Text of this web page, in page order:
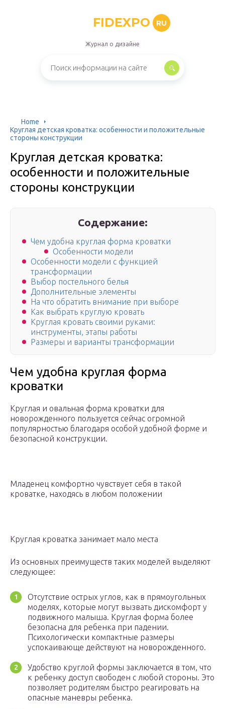
FIDEXPO RU
Журнал о дизайне
Home
Круглая детская кроватка: особенности и положительные
стороны конструкции
Круглая детская кроватка:
особенности и положительные
стороны конструкции
Содержание:
Чем удобна круглая форма кроватки
Особенности модели
Особенности модели с функцией
трансформации
Выбор постельного белья
Дополнительные элементы
На что обратить внимание при выборе
Как выбрать круглую кровать
Круглая кровать своими руками:
инструменты, этапы работы
Размеры и варианты трансформации
Чем удобна круглая форма
кроватки
Круглая и овальная форма кроватки для
новорожденного пользуется сейчас огромной
популярностью благодаря особой удобной форме и
безопасной конструкции.
Младенец комфортно чувствует себя в такой
кроватке, находясь в любом положении
Круглая кроватка занимает мало места
Из основных преимуществ таких моделей выделяют
следующее:
Отсутствие острых углов, как в прямоугольных
моделях, которые могут вызвать дискомфорт у
подвижного малыша. Круглая форма более
безопасна для ребенка при падении.
Психологически компактные размеры
успокаивающе действуют на новорожденного.
Удобство круглой формы заключается в том, что
к ребенку доступ свободен с любой стороны. Это
позволяет родителям быстро реагировать на
опасные маневры ребенка.